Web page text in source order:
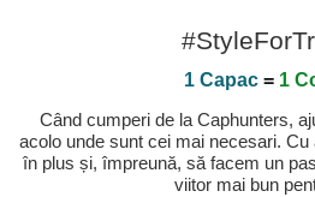
1 Capac = 1
Când cumperi de la Caphunters,
acolo unde sunt cei mai necesari.
în plus și, împreună, să facem un
viitor mai bun